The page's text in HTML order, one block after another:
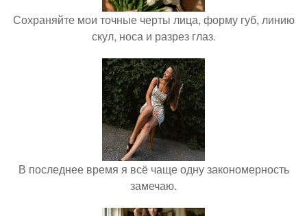
Сохраняйте мои точные черты лица, форму губ, линию
скул, носа и разрез глаз.
В последнее время я всё чаще одну закономерность
замечаю.